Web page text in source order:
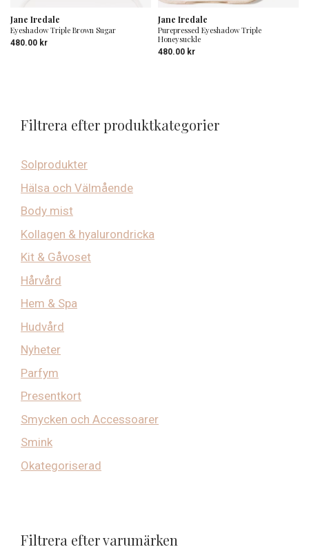
Jane Iredale
Eyeshadow Triple Brown Sugar
480.00 kr
Jane Iredale
Purepressed Eyeshadow Triple
Honeysuckle
480.00 kr
Filtrera efter produktkategorier
Solprodukter
Hälsa och Välmående
Body mist
Kollagen & hyalurondricka
Kit & Gåvoset
Hårvård
Hem & Spa
Hudvård
Nyheter
Parfym
Presentkort
Smycken och Accessoarer
Smink
Okategoriserad
Filtrera efter varumärken